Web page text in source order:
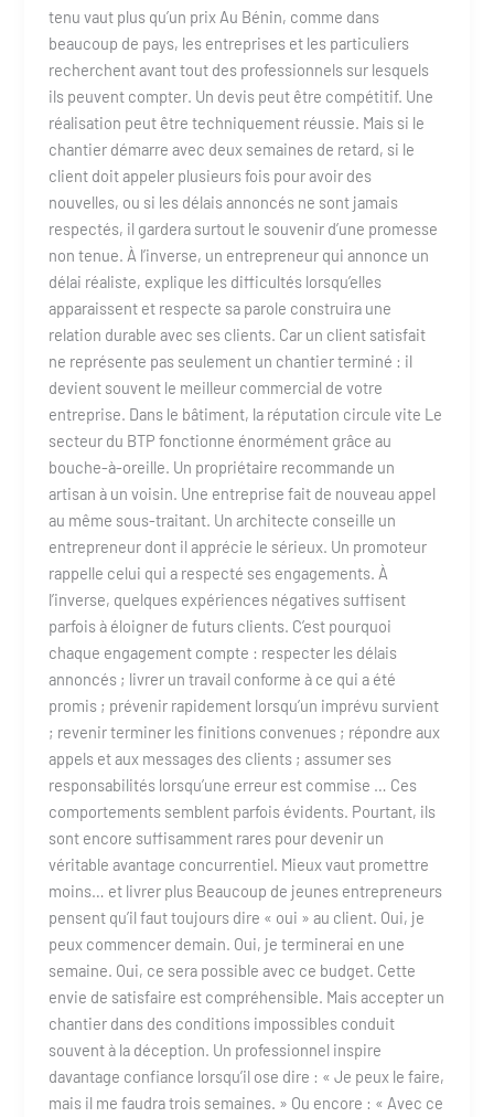
tenu vaut plus qu’un prix Au Bénin, comme dans
beaucoup de pays, les entreprises et les particuliers
recherchent avant tout des professionnels sur lesquels
ils peuvent compter. Un devis peut être compétitif. Une
réalisation peut être techniquement réussie. Mais si le
chantier démarre avec deux semaines de retard, si le
client doit appeler plusieurs fois pour avoir des
nouvelles, ou si les délais annoncés ne sont jamais
respectés, il gardera surtout le souvenir d’une promesse
non tenue. À l’inverse, un entrepreneur qui annonce un
délai réaliste, explique les difficultés lorsqu’elles
apparaissent et respecte sa parole construira une
relation durable avec ses clients. Car un client satisfait
ne représente pas seulement un chantier terminé : il
devient souvent le meilleur commercial de votre
entreprise. Dans le bâtiment, la réputation circule vite Le
secteur du BTP fonctionne énormément grâce au
bouche-à-oreille. Un propriétaire recommande un
artisan à un voisin. Une entreprise fait de nouveau appel
au même sous-traitant. Un architecte conseille un
entrepreneur dont il apprécie le sérieux. Un promoteur
rappelle celui qui a respecté ses engagements. À
l’inverse, quelques expériences négatives suffisent
parfois à éloigner de futurs clients. C’est pourquoi
chaque engagement compte : respecter les délais
annoncés ; livrer un travail conforme à ce qui a été
promis ; prévenir rapidement lorsqu’un imprévu survient
; revenir terminer les finitions convenues ; répondre aux
appels et aux messages des clients ; assumer ses
responsabilités lorsqu’une erreur est commise … Ces
comportements semblent parfois évidents. Pourtant, ils
sont encore suffisamment rares pour devenir un
véritable avantage concurrentiel. Mieux vaut promettre
moins… et livrer plus Beaucoup de jeunes entrepreneurs
pensent qu’il faut toujours dire « oui » au client. Oui, je
peux commencer demain. Oui, je terminerai en une
semaine. Oui, ce sera possible avec ce budget. Cette
envie de satisfaire est compréhensible. Mais accepter un
chantier dans des conditions impossibles conduit
souvent à la déception. Un professionnel inspire
davantage confiance lorsqu’il ose dire : « Je peux le faire,
mais il me faudra trois semaines. » Ou encore : « Avec ce